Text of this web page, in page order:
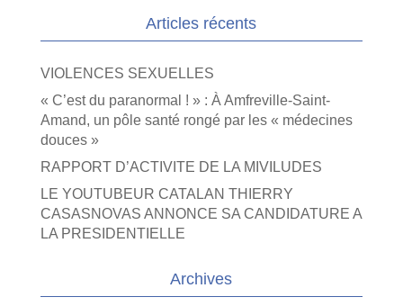
Articles récents
VIOLENCES SEXUELLES
« C’est du paranormal ! » : À Amfreville-Saint-
Amand, un pôle santé rongé par les « médecines
douces »
RAPPORT D’ACTIVITE DE LA MIVILUDES
LE YOUTUBEUR CATALAN THIERRY
CASASNOVAS ANNONCE SA CANDIDATURE A
LA PRESIDENTIELLE
Archives